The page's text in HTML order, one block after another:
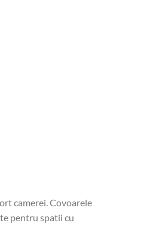
camerei. Covoarele
pentru spatii cu